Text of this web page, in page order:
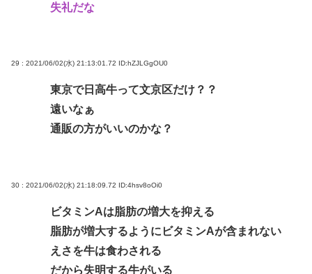
失礼だな
29 : 2021/06/02(水) 21:13:01.72 ID:hZJLGgOU0
東京で日高牛って文京区だけ？？
遠いなぁ
通販の方がいいのかな？
30 : 2021/06/02(水) 21:18:09.72 ID:4hsv8oOi0
ビタミンAは脂肪の増大を抑える
脂肪が増大するようにビタミンAが含まれない
えさを牛は食わされる
だから失明する牛がいる